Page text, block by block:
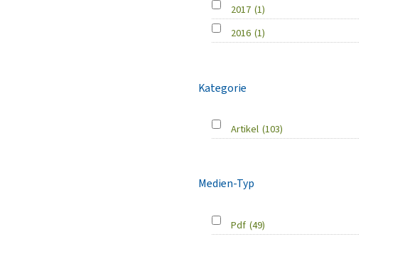
2017 (1)
2016 (1)
Kategorie
Artikel (103)
Medien-Typ
Pdf (49)